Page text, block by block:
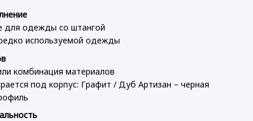
для одежды со штангой
используемой одежды
комбинация материалов
под корпус: Графит / Дуб Артизан – черная